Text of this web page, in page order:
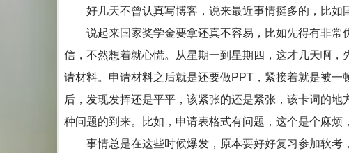
好几天不曾认真写博客，说来最近事情挺多的，比如
说起来国家奖学金要拿还真不容易，比如先得有非常
信，不然想着就心慌。从星期一到星期四，这才几天啊
请材料。申请材料之后就是还要做PPT，紧接着就是被
后，发现发挥还是平平，该紧张的还是紧张，该卡词的
种问题的到来。比如，申请表格式有问题，这个是个麻烦
事情总是在这些时候爆发，原本要好好复习参加软考